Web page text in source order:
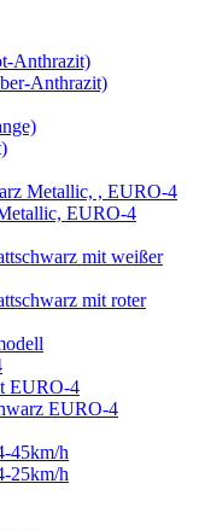
Anthrazit)
Anthrazit)
Metallic, , EURO-4
EURO-4
mit weißer
mit roter
EURO-4
EURO-4
45km/h
25km/h